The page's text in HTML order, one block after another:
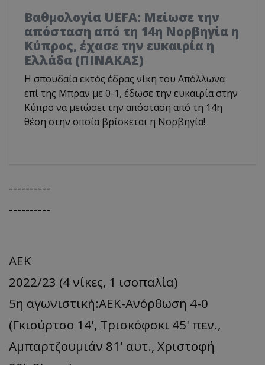
Βαθμολογία UEFA: Μείωσε την
απόσταση από τη 14η Νορβηγία η
Κύπρος, έχασε την ευκαιρία η
Ελλάδα (ΠΙΝΑΚΑΣ)
Η σπουδαία εκτός έδρας νίκη του Απόλλωνα
επί της Μπραν με 0-1, έδωσε την ευκαιρία στην
Κύπρο να μειώσει την απόσταση από τη 14η
θέση στην οποία βρίσκεται η Νορβηγία!
----------
----------
ΑΕΚ
2022/23 (4 νίκες, 1 ισοπαλία)
5η αγωνιστική:ΑΕΚ-Ανόρθωση 4-0
(Γκιούρτσο 14', Τρισκόφσκι 45' πεν.,
Αμπαρτζουμιάν 81' αυτ., Χριστοφή